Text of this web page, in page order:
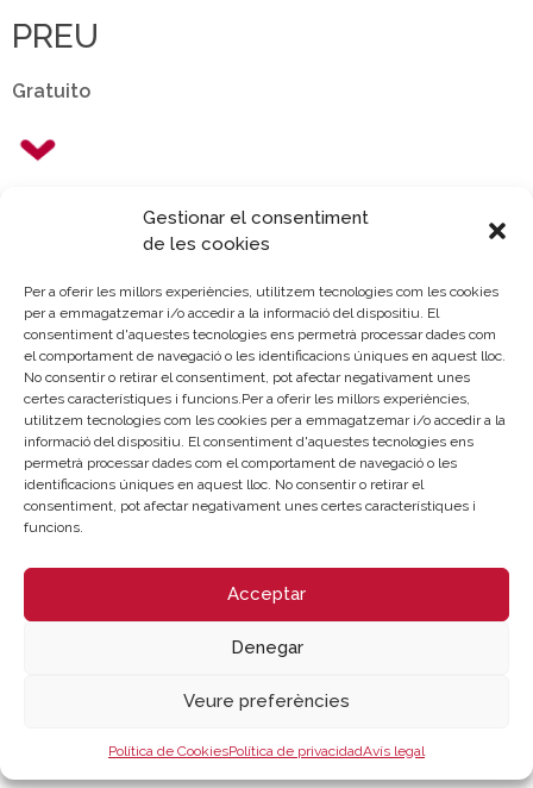
Gestionar el consentiment
de les cookies
Per a oferir les millors experiències, utilitzem tecnologies com les cookies
per a emmagatzemar i/o accedir a la informació del dispositiu. El
consentiment d'aquestes tecnologies ens permetrà processar dades com
el comportament de navegació o les identificacions úniques en aquest lloc.
No consentir o retirar el consentiment, pot afectar negativament unes
certes característiques i funcions.Per a oferir les millors experiències,
utilitzem tecnologies com les cookies per a emmagatzemar i/o accedir a la
informació del dispositiu. El consentiment d'aquestes tecnologies ens
permetrà processar dades com el comportament de navegació o les
identificacions úniques en aquest lloc. No consentir o retirar el
consentiment, pot afectar negativament unes certes característiques i
funcions.
Acceptar
Denegar
Veure preferències
Política de CookiesPolítica de privacidadAvís legal
PREU
Gratuito
MÉS INFORMACIÓ
PROGRAMA
14:00 h.
BENVINGUDA
14:05 h.
GESTIÓ DE CRISI EN XARXES SOCIALS: COM
ACTUAR ENFRONT DE SITUACIONS DE CRISIS